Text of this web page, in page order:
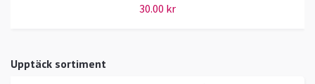
Upptäck sortiment
30.00 kr